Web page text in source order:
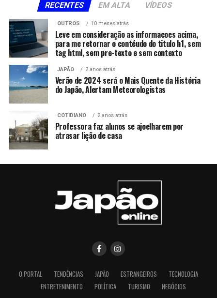
RECENTES EM ALTA VÍDEOS
OUTROS 10 meses atrás
Leve em consideração as informacoes acima,
para me retornar o contéudo do titulo h1, sem
tag html, sem pre-texto e sem contexto
JAPÃO 2 anos atrás
Verão de 2024 será o Mais Quente da História
do Japão, Alertam Meteorologistas
COTIDIANO 2 anos atrás
Professora faz alunos se ajoelharem por
atrasar lição de casa
O PORTAL TENDÊNCIAS JAPÃO ESTRANGEIROS
TECNOLOGIA
ENTRETENIMENTO
POLÍTICA TURISMO NEGÓCIOS